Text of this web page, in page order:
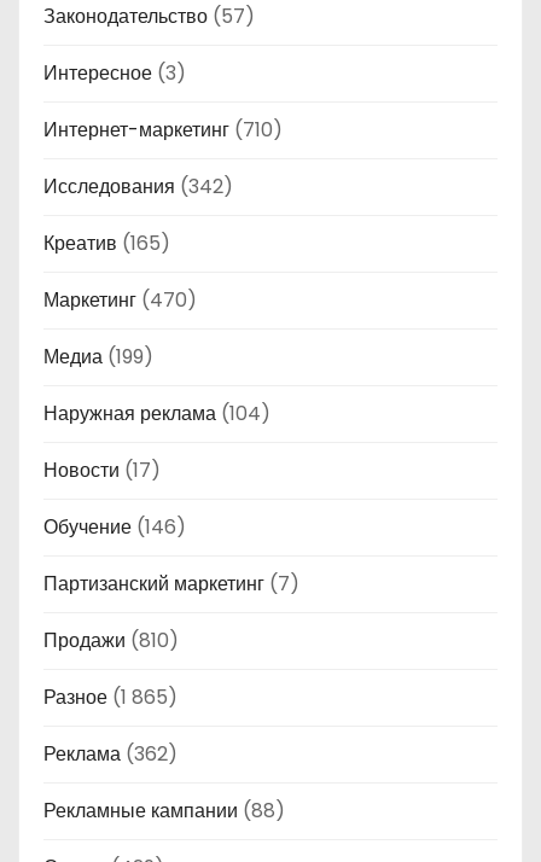
Законодательство (57)
Интересное (3)
Интернет-маркетинг (710)
Исследования (342)
Креатив (165)
Маркетинг (470)
Медиа (199)
Наружная реклама (104)
Новости (17)
Обучение (146)
Партизанский маркетинг (7)
Продажи (810)
Разное (1 865)
Реклама (362)
Рекламные кампании (88)